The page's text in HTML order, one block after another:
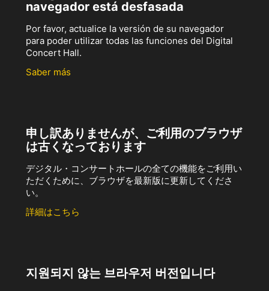
navegador está desfasada
Por favor, actualice la versión de su navegador
para poder utilizar todas las funciones del Digital
Concert Hall.
Saber más
申し訳ありませんが、ご利用のブラウザ
は古くなっております
デジタル・コンサートホールの全ての機能をご利用い
ただくために、ブラウザを最新版に更新してくださ
い。
詳細はこちら
지원되지 않는 브라우저 버전입니다